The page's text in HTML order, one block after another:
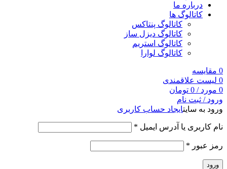
درباره ما
کاتالوگ ها
کاتالوگ پنتاکس
کاتالوگ دیزل ساز
کاتالوگ استریم
کاتالوگ لوارا
0 مقایسه
0 لیست علاقمندی
0 مورد /
0 تومان
ورود / ثبت نام
ورود به سایتایجاد حساب کاربری
نام کاربری یا آدرس ایمیل *
رمز عبور *
ورود